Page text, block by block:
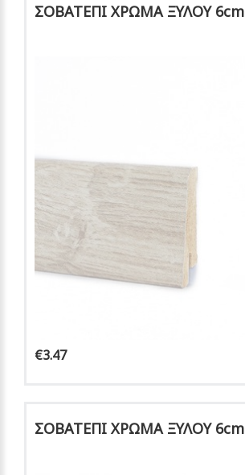
ΣΟΒΑΤΕΠΙ ΧΡΩΜΑ ΞΥΛΟΥ 6cm
€3.47
ΣΟΒΑΤΕΠΙ ΧΡΩΜΑ ΞΥΛΟΥ 6cm